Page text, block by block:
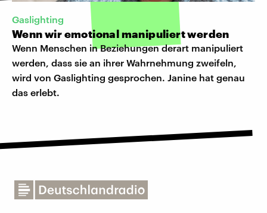
Gaslighting
Wenn wir emotional manipuliert werden
Wenn Menschen in Beziehungen derart manipuliert
werden, dass sie an ihrer Wahrnehmung zweifeln,
wird von Gaslighting gesprochen. Janine hat genau
das erlebt.